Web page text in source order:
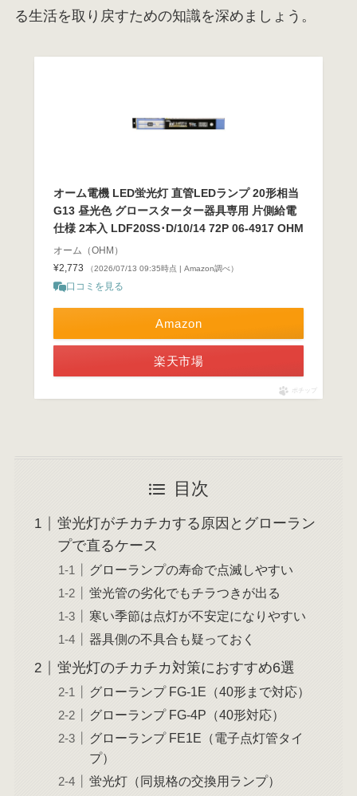
る生活を取り戻すための知識を深めましょう。
オーム電機 LED蛍光灯 直管LEDランプ 20形相当
G13 昼光色 グロースターター器具専用 片側給電
仕様 2本入 LDF20SS･D/10/14 72P 06-4917 OHM
オーム（OHM）
¥2,773
（2026/07/13 09:35時点 | Amazon調べ）
口コミを見る
Amazon
楽天市場
ポチップ
目次
蛍光灯がチカチカする原因とグローラン
プで直るケース
グローランプの寿命で点滅しやすい
蛍光管の劣化でもチラつきが出る
寒い季節は点灯が不安定になりやすい
器具側の不具合も疑っておく
蛍光灯のチカチカ対策におすすめ6選
グローランプ FG-1E（40形まで対応）
グローランプ FG-4P（40形対応）
グローランプ FE1E（電子点灯管タイ
プ）
蛍光灯（同規格の交換用ランプ）